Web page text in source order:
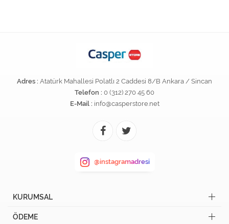
Adres : Atatürk Mahallesi Polatlı 2 Caddesi 8/B Ankara / Sincan
Telefon : 0 (312) 270 45 60
E-Mail : info@casperstore.net
@instagramadresi
KURUMSAL
ÖDEME